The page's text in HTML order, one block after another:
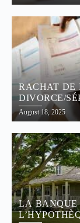
RACHAT DE
DIVORCE/
August 18, 2025
LA BANQUE